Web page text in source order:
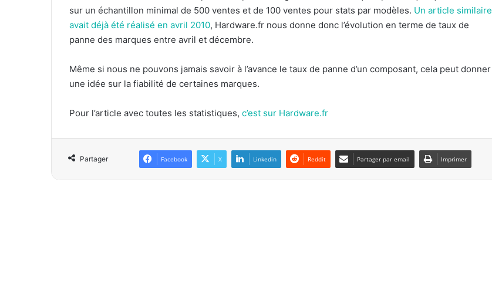
sur un échantillon minimal de 500 ventes et de 100 ventes pour stats par modèles. Un article similaire
avait déjà été réalisé en avril 2010, Hardware.fr nous donne donc l’évolution en terme de taux de
panne des marques entre avril et décembre.
Même si nous ne pouvons jamais savoir à l’avance le taux de panne d’un composant, cela peut donner
une idée sur la fiabilité de certaines marques.
Pour l’article avec toutes les statistiques, c’est sur Hardware.fr
Partager Facebook X Linkedin Reddit Partager par email Imprimer